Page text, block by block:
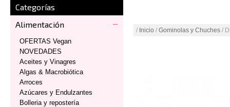
Categorías
Alimentación
OFERTAS Vegan
NOVEDADES
Aceites y Vinagres
Algas & Macrobiótica
Arroces
Azúcares y Endulzantes
Bolleria y repostería
/ Inicio / Gominolas y Chuches /